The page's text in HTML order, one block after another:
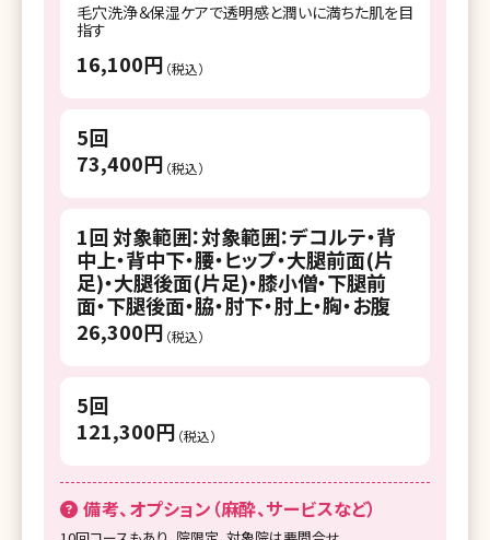
毛穴洗浄＆保湿ケアで透明感と潤いに満ちた肌を目
指す
16,100円 （税込）
5回
73,400円 （税込）
1回 対象範囲：対象範囲：デコルテ・背
中上・背中下・腰・ヒップ・大腿前面(片
足)・大腿後面(片足)・膝小僧・下腿前
面・下腿後面・脇・肘下・肘上・胸・お腹
26,300円 （税込）
5回
121,300円 （税込）
備考、オプション（麻酔、サービスなど）